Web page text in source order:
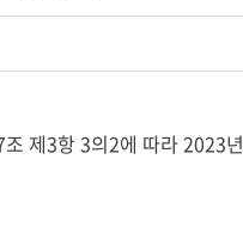
조 제3항 3의2에 따라